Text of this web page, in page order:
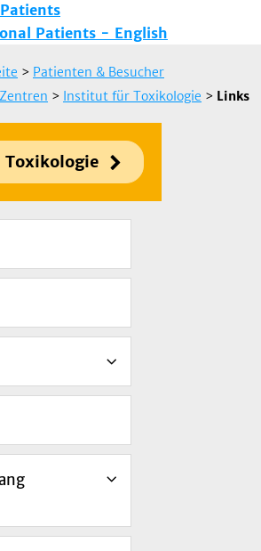
Patients - English
> Patienten & Besucher
> Institut für Toxikologie > Links